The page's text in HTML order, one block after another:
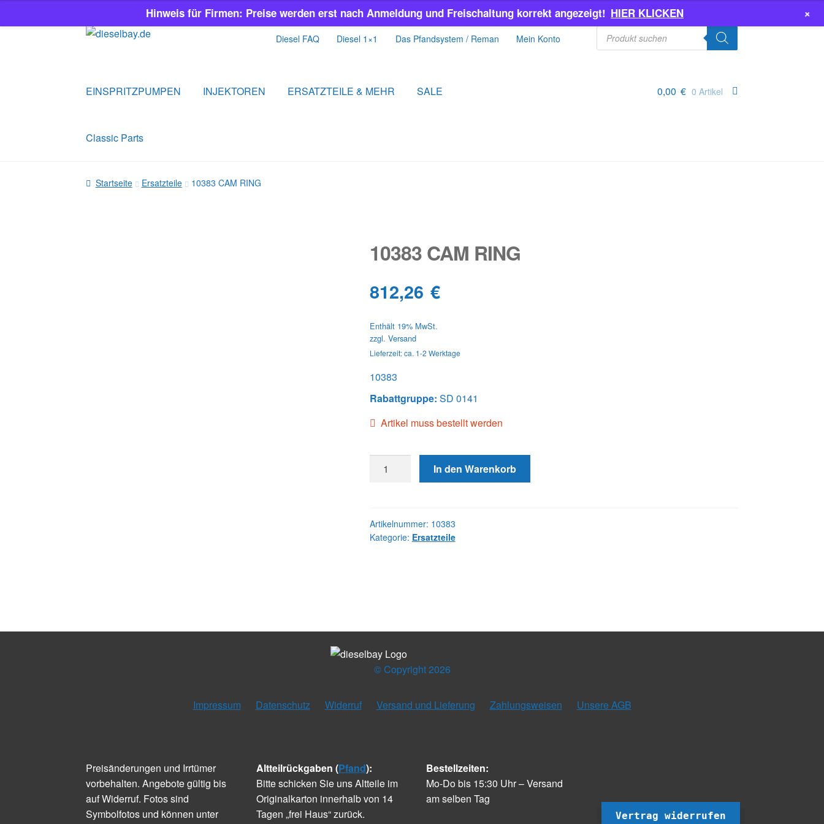
Zur
Zum
Diesel FAQ Diesel 1×1 Das Pfandsystem / Reman Mein Konto
Products
search
EINSPRITZPUMPEN INJEKTOREN ERSATZTEILE & MEHR SALE
Classic Parts
0,00 € 0 Artikel
Startseite Ersatzteile 10383 CAM RING
10383 CAM RING
812,26 €
Enthält 19% MwSt.
zzgl. Versand
Lieferzeit: ca. 1-2 Werktage
10383
Rabattgruppe: SD 0141
Artikel muss bestellt werden
CAM
In den Warenkorb
Artikelnummer: 10383
Kategorie: Ersatzteile
© Copyright 2026
Impressum Datenschutz Widerruf Versand und Lieferung Zahlungsweisen Unsere AGB
Preisänderungen und Irrtümer
vorbehalten. Angebote gültig bis
auf Widerruf. Fotos sind
Symbolfotos und können unter
Altteilrückgaben (Pfand):
Bitte schicken Sie uns Altteile im
Originalkarton innerhalb von 14
Tagen „frei Haus“ zurück.
Bestellzeiten:
Mo-Do bis 15:30 Uhr – Versand
am selben Tag
Vertrag widerrufen
Hinweis für Firmen: Preise werden erst nach Anmeldung und Freischaltung korrekt angezeigt! HIER KLICKEN +